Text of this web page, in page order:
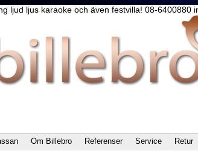
ljud ljus karaoke och även festvilla! 08-6400880
Om Billebro Referenser Service Retur